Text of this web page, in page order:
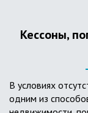
большую
Кессоны,
В условиях
одним из